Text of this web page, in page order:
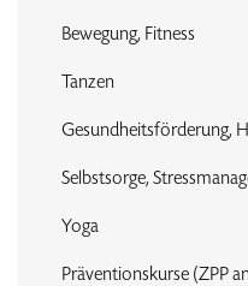
Bewegung, Fitness
Tanzen
Gesundheitsförderung,
Selbstsorge,
Yoga
Präventionskurse (ZPP